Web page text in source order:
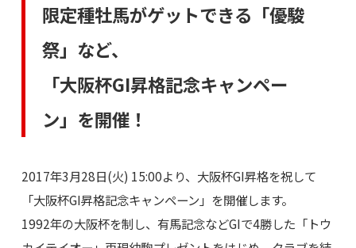
限定種牡馬がゲットできる「優駿
祭」など、
「大阪杯GI昇格記念キャンペー
ン」を開催！
2017年3月28日(火) 15:00より、大阪杯GI昇格を祝して
「大阪杯GI昇格記念キャンペーン」を開催します。
1992年の大阪杯を制し、有馬記念などGIで4勝した「トウ